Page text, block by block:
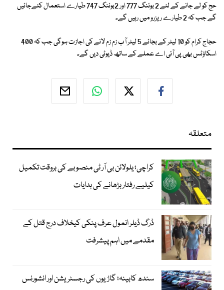
حج کو لے جانے کے لئے 2 بوئنگ 777 اور 2بوئنگ 747 طیارے استعمال کئےجائیں
گے جب کہ 2 طیارے ریزرو میں رہیں گے۔
حجاج کرام کو 10 لیٹر کے بجائے 5 لیٹر آب زم زم لانے کی اجازت ہوگی جب کہ 400
اسکاؤٹس بھی پی آئی اے عملے کے ساتھ ڈیوٹی دیں گے۔
متعلقہ
کراچی؛ یلولائن بی آر ٹی منصوبے کی بروقت تکمیل
کیلیے رفتار بڑھانے کی ہدایات
ڈرگ ڈیلر انمول عرف پنکی کیخلاف درج قتل کے
مقدمے میں اہم پیشرفت
سندھ کابینہ؛ گاڑیوں کی رجسٹریشن اور انشورنس